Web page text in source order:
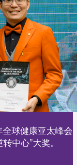
球健康亚太峰会
中心”大奖。